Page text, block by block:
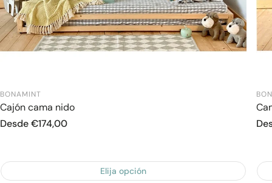
BONAMINT
Cajón cama nido
Precio
Desde €174,00
Elija opción